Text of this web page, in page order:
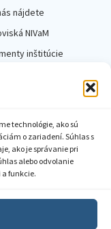
technológie, ako sú
o zariadení. Súhlas s
ako je správanie pri
alebo odvolanie
funkcie.
nájdete
NIVaM
inštitúcie